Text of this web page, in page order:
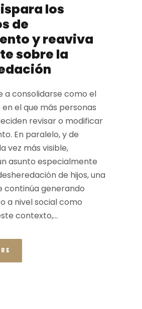
los
de
y reaviva
sobre la
a consolidarse como el
el que más personas
revisar o modificar
En paralelo, y de
vez más visible,
asunto especialmente
de hijos, una
continúa generando
a nivel social como
contexto,...